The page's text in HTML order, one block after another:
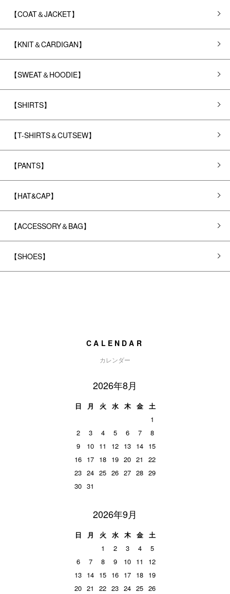
【COAT＆JACKET】
【KNIT＆CARDIGAN】
【SWEAT＆HOODIE】
【SHIRTS】
【T-SHIRTS＆CUTSEW】
【PANTS】
【HAT&CAP】
【ACCESSORY＆BAG】
【SHOES】
CALENDAR
カレンダー
2026年8月
日 月 火 水 木 金
土
1
2
3 4 5 6 7
8
9
10 11 12 13 14 15
16 17 18 19 20 21
22
23 24 25 26 27 28 29
30 31
2026年9月
日 月 火 水 木 金
土
1
2 3 4
5
6
7 8 9 10 11
12
13 14 15 16 17 18 19
20 21 22 23 24 25 26